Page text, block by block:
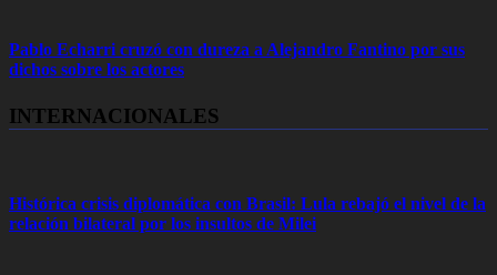
Pablo Echarri cruzó con dureza a Alejandro Fantino por sus
dichos sobre los actores
INTERNACIONALES
Histórica crisis diplomática con Brasil: Lula rebajó el nivel de la
relación bilateral por los insultos de Milei